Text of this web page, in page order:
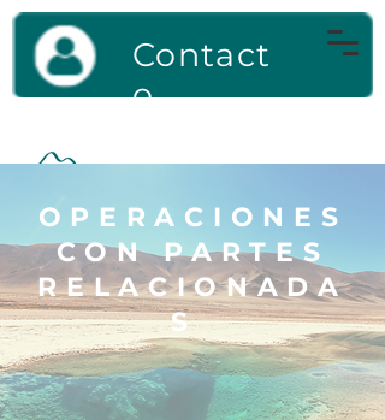
Contact
o
OPERACIONES
CON PARTES
RELACIONADA
S